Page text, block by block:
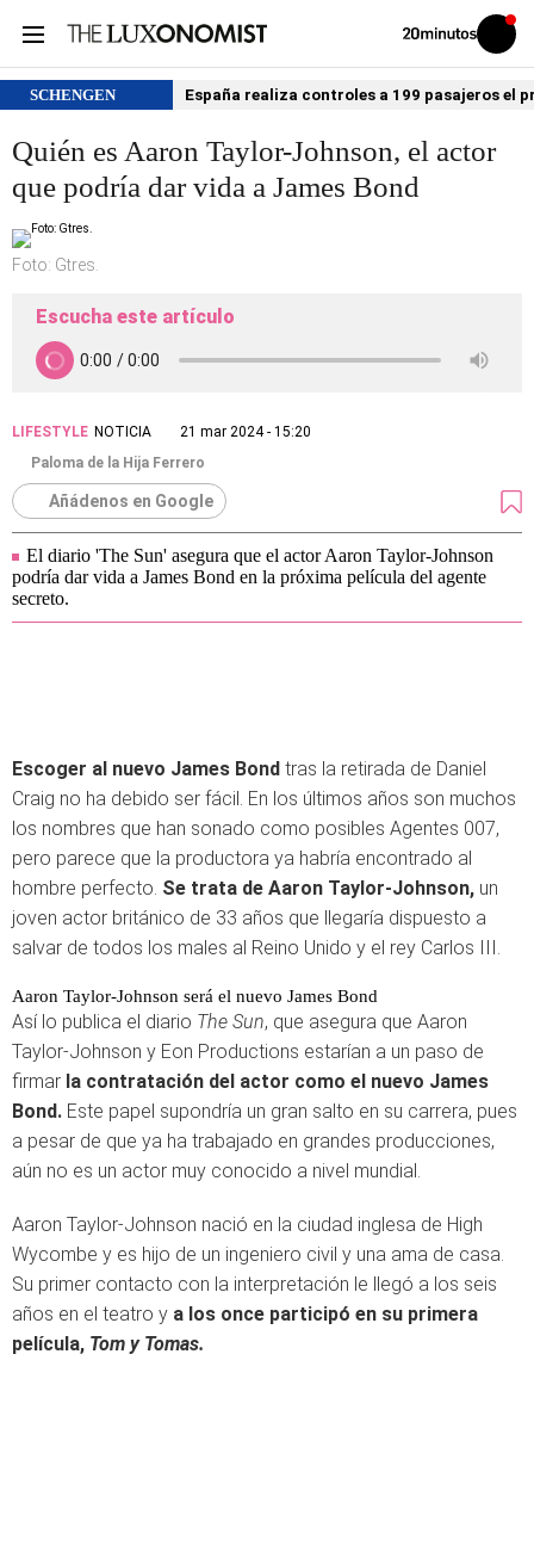
Volver
Iniciar
sesión
SCHENGEN España realiza controles a 199 pasajeros el
Quién es Aaron Taylor-Johnson, el actor
que podría dar vida a James Bond
Foto: Gtres.
Escucha este artículo
LIFESTYLE NOTICIA
21 mar 2024 - 15:20
Paloma de la Hija Ferrero
Añádenos en Google
El diario 'The Sun' asegura que el actor Aaron Taylor-Johnson
podría dar vida a James Bond en la próxima película del agente
secreto.
Escoger al nuevo James Bond tras la retirada de Daniel
Craig no ha debido ser fácil. En los últimos años son muchos
los nombres que han sonado como posibles Agentes 007,
pero parece que la productora ya habría encontrado al
hombre perfecto. Se trata de Aaron Taylor-Johnson, un
joven actor británico de 33 años que llegaría dispuesto a
salvar de todos los males al Reino Unido y el rey Carlos III.
Aaron Taylor-Johnson será el nuevo James Bond
Así lo publica el diario The Sun, que asegura que Aaron
Taylor-Johnson y Eon Productions estarían a un paso de
firmar la contratación del actor como el nuevo James
Bond. Este papel supondría un gran salto en su carrera, pues
a pesar de que ya ha trabajado en grandes producciones,
aún no es un actor muy conocido a nivel mundial.
Aaron Taylor-Johnson nació en la ciudad inglesa de High
Wycombe y es hijo de un ingeniero civil y una ama de casa.
Su primer contacto con la interpretación le llegó a los seis
años en el teatro y a los once participó en su primera
película, Tom y Tomas.